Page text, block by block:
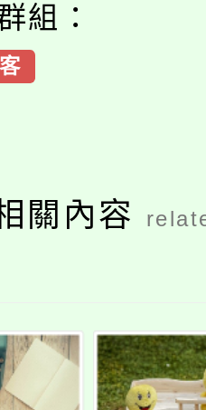
組：
關內容